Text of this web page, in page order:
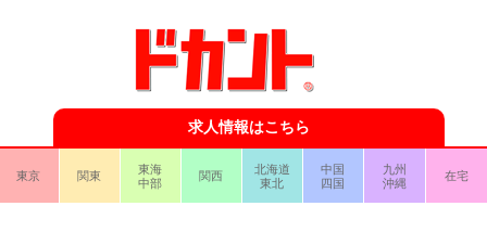
求人情報はこちら
東京 関東
東海
中部
関西
北海道
東北
中国
四国
九州
沖縄
在宅